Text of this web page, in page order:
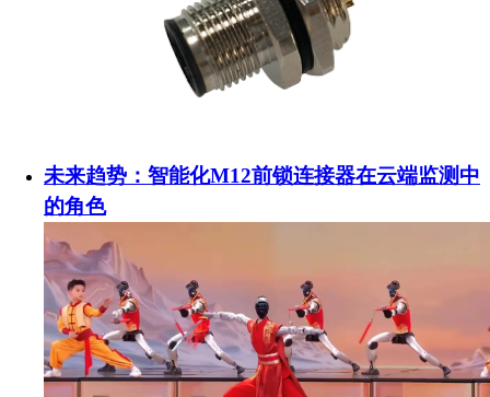
未来趋势：智能化M12前锁连接器在云端监测中
的角色